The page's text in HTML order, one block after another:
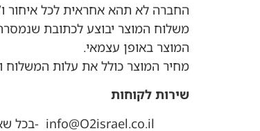
החברה לא תהא אחראית לכל איחור
משלוח המוצר יבוצע לכתובת
המוצר באופן עצמאי.
מחיר המוצר כולל את עלות המשלוח
שירות לקוחות